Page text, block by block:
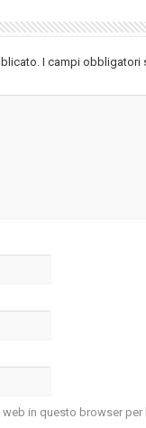
I campi obbligatori
in questo browser